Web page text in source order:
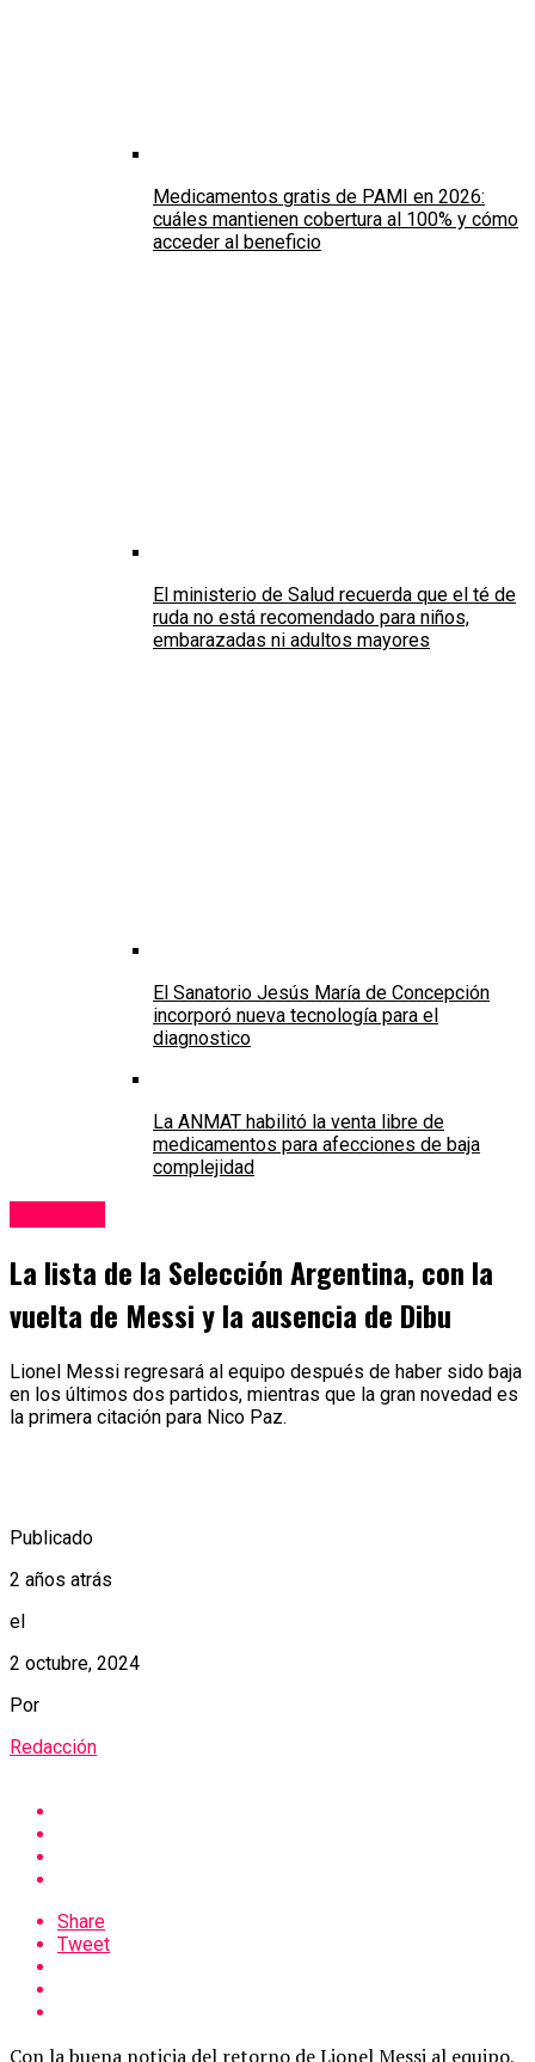
Medicamentos gratis de PAMI en 2026:
cuáles mantienen cobertura al 100% y cómo
acceder al beneficio
El ministerio de Salud recuerda que el té de
ruda no está recomendado para niños,
embarazadas ni adultos mayores
El Sanatorio Jesús María de Concepción
incorporó nueva tecnología para el
diagnostico
La ANMAT habilitó la venta libre de
medicamentos para afecciones de baja
complejidad
La lista de la Selección Argentina, con la
vuelta de Messi y la ausencia de Dibu
Lionel Messi regresará al equipo después de haber sido baja
en los últimos dos partidos, mientras que la gran novedad es
la primera citación para Nico Paz.
Publicado
2 años atrás
el
2 octubre, 2024
Por
Redacción
Share
Tweet
Con la buena noticia del retorno de Lionel Messi al equipo,